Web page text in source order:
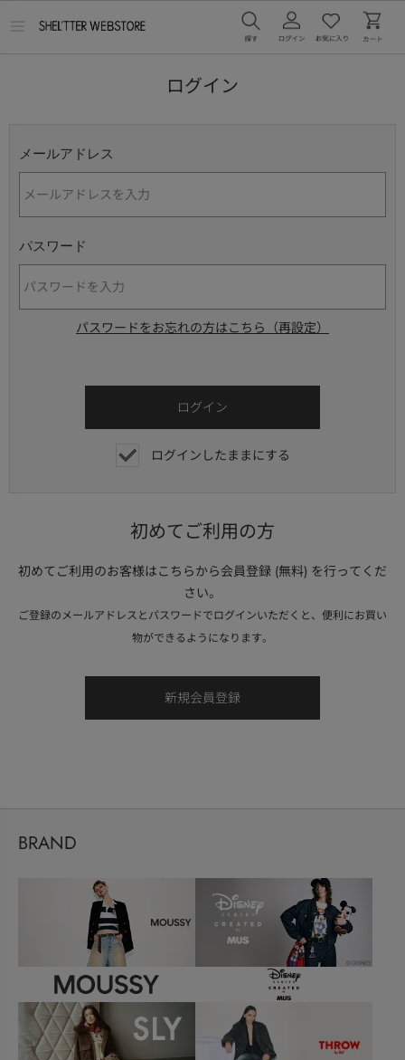
ログイン
メールアドレス
パスワード
パスワードをお忘れの方はこちら（再設定）
ログインしたままにする
初めてご利用の方
初めてご利用のお客様はこちらから会員登録 (無料) を行ってくだ
さい。
ご登録のメールアドレスとパスワードでログインいただくと、便利にお買い
物ができるようになります。
BRAND